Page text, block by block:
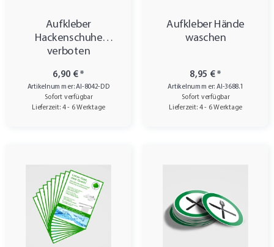
Aufkleber
Hackenschuhe
verboten
6,90 €*
Artikelnummer: AI-8042-DD
Sofort verfügbar
Lieferzeit: 4 - 6 Werktage
Aufkleber Hände
waschen
8,95 €*
Artikelnummer: AI-3688.1
Sofort verfügbar
Lieferzeit: 4 - 6 Werktage